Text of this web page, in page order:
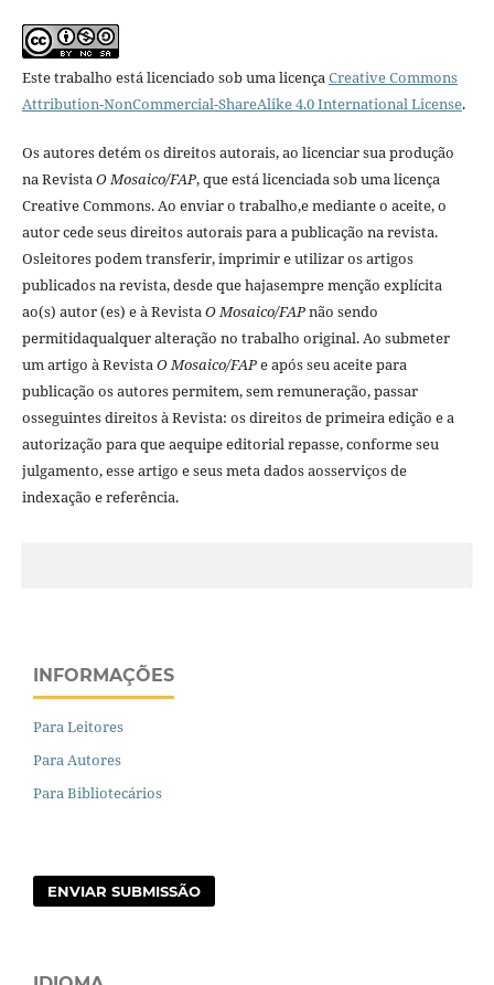
Este trabalho está licenciado sob uma licençaCreative Commons
Attribution-NonCommercial-ShareAlike 4.0 International License.
Os autores detém os direitos autorais, ao licenciar sua produção
na RevistaO Mosaico/FAP, que está licenciada sob uma licença
Creative Commons. Ao enviar o trabalho,e mediante o aceite, o
autor cede seus direitos autorais para a publicação na revista.
Osleitores podem transferir, imprimir e utilizar os artigos
publicados na revista, desde que hajasempre menção explí­cita
ao(s) autor (es) e à RevistaO Mosaico/FAPnão sendo
permitidaqualquer alteração no trabalho original. Ao submeter
um artigo à RevistaO Mosaico/FAPe após seu aceite para
publicação os autores permitem, sem remuneração, passar
osseguintes direitos à Revista: os direitos de primeira edição e a
autorização para que aequipe editorial repasse, conforme seu
julgamento, esse artigo e seus meta dados aosserviços de
indexação e referência.
INFORMAÇÕES
Para Leitores
Para Autores
Para Bibliotecários
ENVIAR SUBMISSÃO